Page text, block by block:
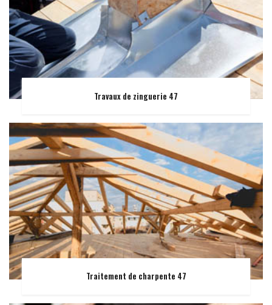
Travaux de zinguerie 47
Traitement de charpente 47